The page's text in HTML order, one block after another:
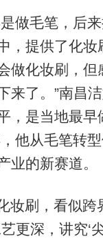
做毛笔，后
，提供了化妆
做化妆刷，但
来了。”南昌
，是当地最早
他从毛笔转
业的新赛道。
妆刷，看似跨
更深，讲究‘